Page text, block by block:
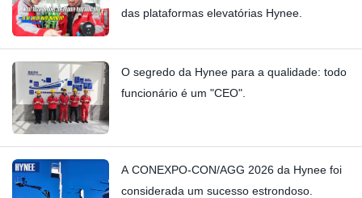
das plataformas elevatórias Hynee.
O segredo da Hynee para a qualidade: todo
funcionário é um "CEO".
A CONEXPO-CON/AGG 2026 da Hynee foi
considerada um sucesso estrondoso.